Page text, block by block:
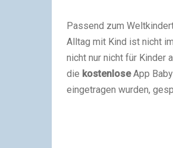
Passend zum
Alltag mit Kind ist nicht
nicht nur nicht für Kinder
die kostenloseApp
eingetragen wurden,